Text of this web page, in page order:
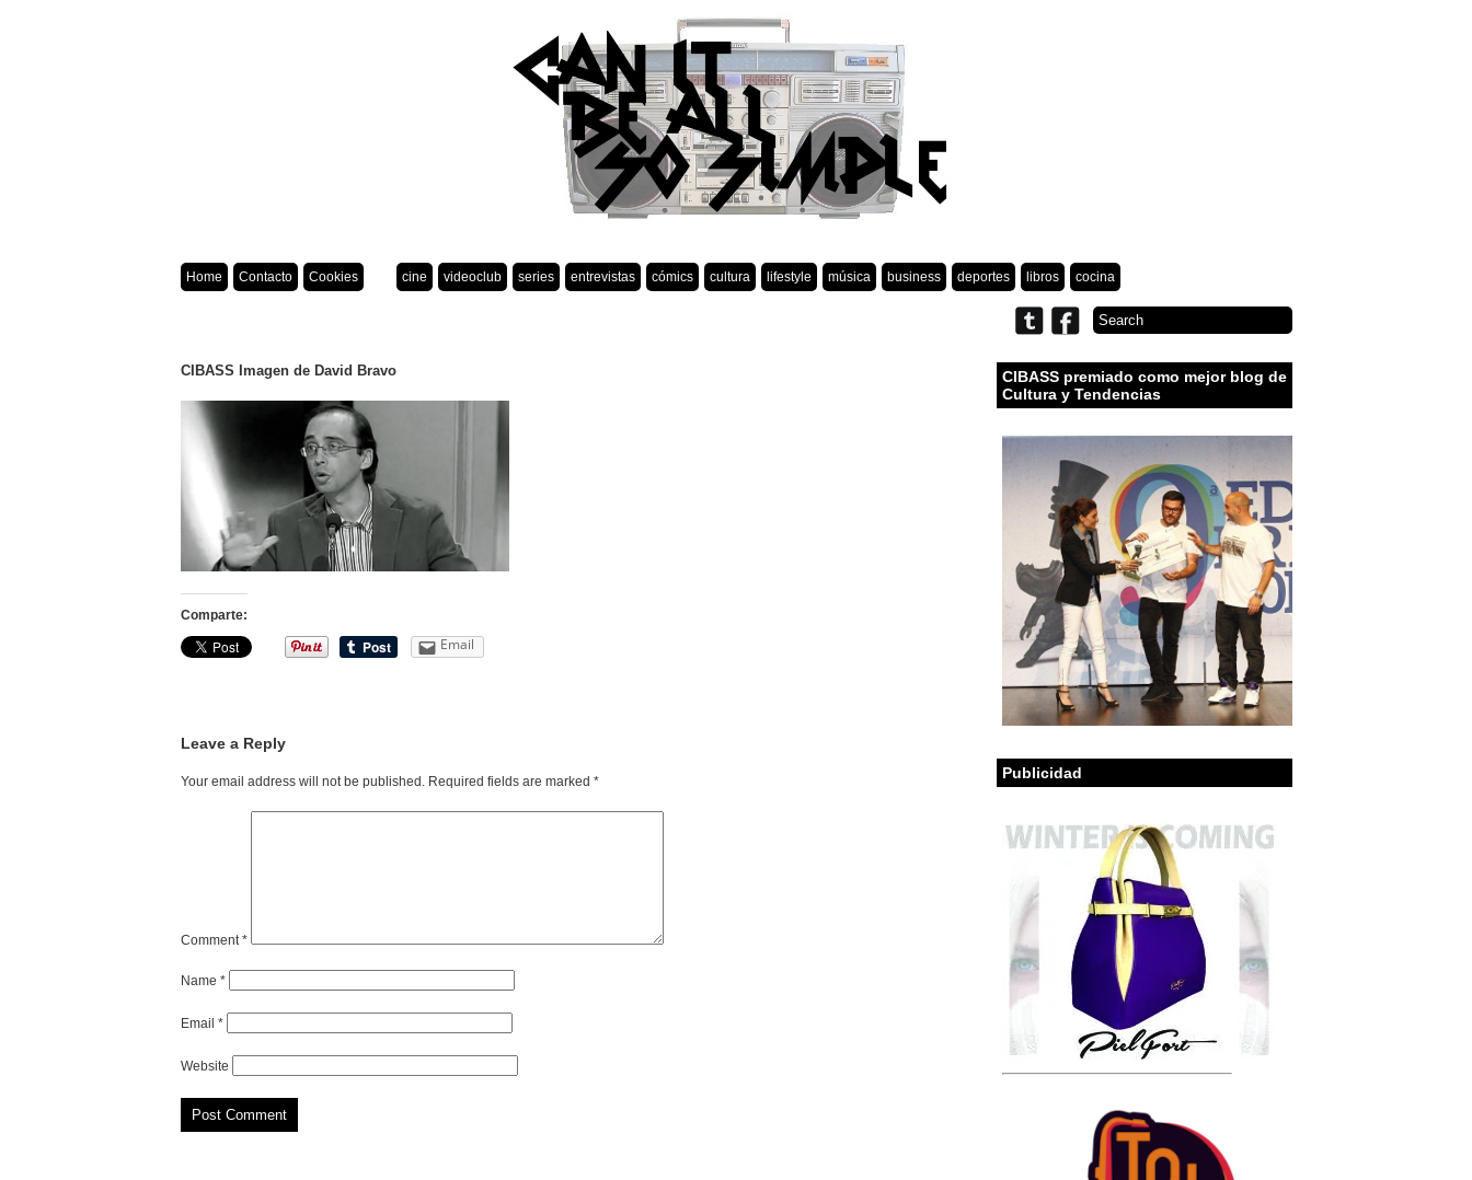
Home Contacto Cookies cine videoclub series entrevistas cómics cultura lifestyle música business deportes libros cocina
CIBASS Imagen de David Bravo
Comparte:
Email
Leave a Reply
Your email address will not be published. Required fields are marked *
Comment*
Name *
Email *
Website
CIBASS premiado como mejor blog de
Cultura y Tendencias
Publicidad